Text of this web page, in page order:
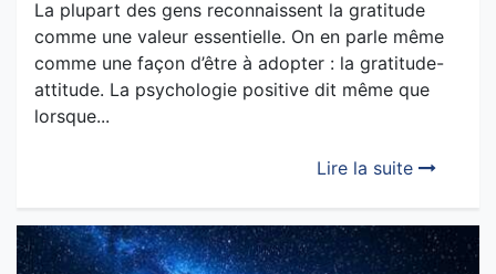
DOSSIER : La gratitude-attitude envers soi?
C’est un must!
comme une valeur essentielle. On en parle même
attitude. La psychologie positive dit même que
lorsque...